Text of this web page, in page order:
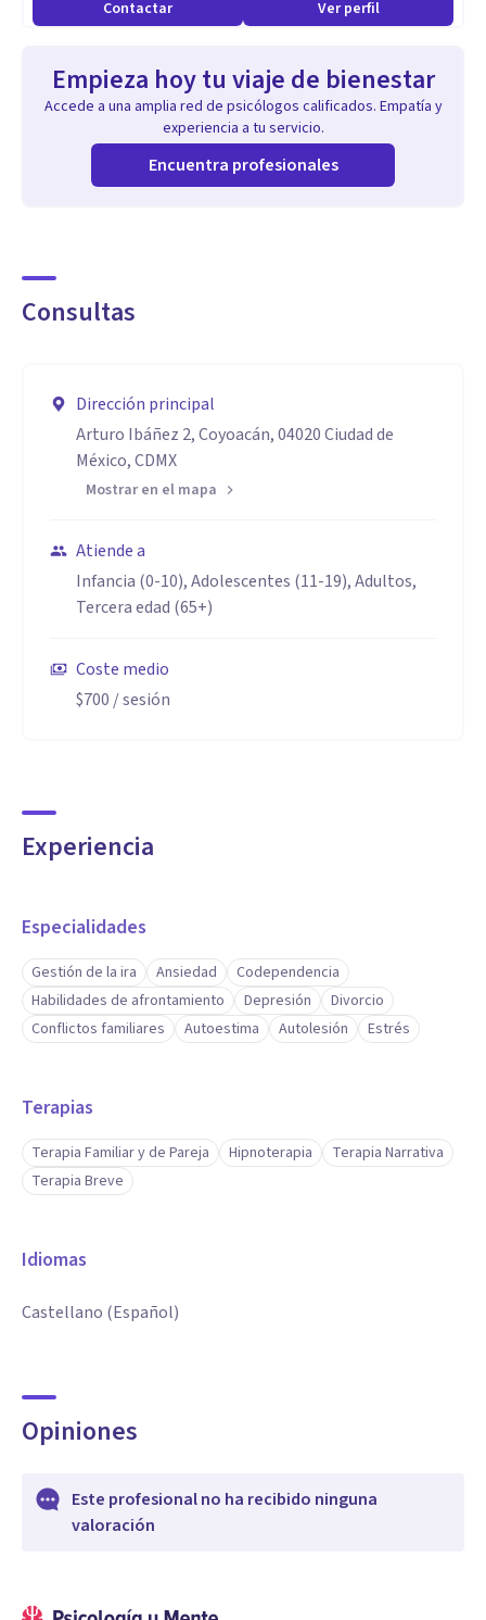
ética
Contactar Ver perfil
Empieza hoy tu viaje de bienestar
Accede a una amplia red de psicólogos calificados. Empatía y
experiencia a tu servicio.
Encuentra profesionales
Consultas
Dirección principal
Arturo Ibáñez 2, Coyoacán, 04020 Ciudad de
México, CDMX
Mostrar en el mapa
Atiende a
Infancia (0-10), Adolescentes (11-19), Adultos,
Tercera edad (65+)
Coste medio
$700 / sesión
Experiencia
Especialidades
Gestión de la ira Ansiedad
Codependencia
Habilidades de afrontamiento
Depresión
Divorcio
Conflictos familiares
Autoestima Autolesión Estrés
Terapias
Terapia Familiar y de Pareja Hipnoterapia
Terapia Narrativa
Terapia Breve
Idiomas
Castellano (Español)
Opiniones
Este profesional no ha recibido ninguna
valoración